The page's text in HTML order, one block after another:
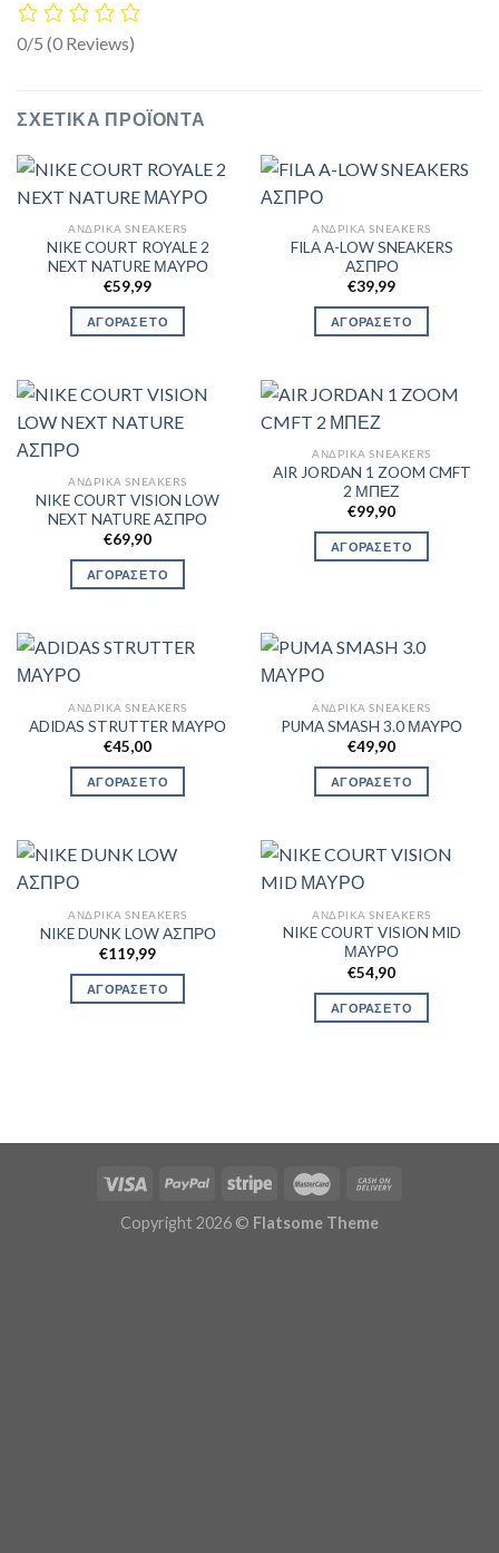
0/5 (0 Reviews)
ΣΧΕΤΙΚΆ ΠΡΟΪΌΝΤΑ
ΑΝΔΡΙΚΆ SNEAKERS
NIKE COURT ROYALE 2
NEXT NATURE ΜΑΥΡΟ
€59,99
ΑΓΟΡΑΣΕ ΤΟ
ΑΝΔΡΙΚΆ SNEAKERS
FILA A-LOW SNEAKERS
ΑΣΠΡΟ
€39,99
ΑΓΟΡΑΣΕ ΤΟ
ΑΝΔΡΙΚΆ SNEAKERS
NIKE COURT VISION LOW
NEXT NATURE ΑΣΠΡΟ
€69,90
ΑΓΟΡΑΣΕ ΤΟ
ΑΝΔΡΙΚΆ SNEAKERS
AIR JORDAN 1 ZOOM CMFT
2 ΜΠΕΖ
€99,90
ΑΓΟΡΑΣΕ ΤΟ
ΑΝΔΡΙΚΆ SNEAKERS
ADIDAS STRUTTER ΜΑΥΡΟ
€45,00
ΑΓΟΡΑΣΕ ΤΟ
ΑΝΔΡΙΚΆ SNEAKERS
PUMA SMASH 3.0 ΜΑΥΡΟ
€49,90
ΑΓΟΡΑΣΕ ΤΟ
ΑΝΔΡΙΚΆ SNEAKERS
NIKE DUNK LOW ΑΣΠΡΟ
€119,99
ΑΓΟΡΑΣΕ ΤΟ
ΑΝΔΡΙΚΆ SNEAKERS
NIKE COURT VISION MID
ΜΑΥΡΟ
€54,90
ΑΓΟΡΑΣΕ ΤΟ
Copyright 2026 © Flatsome Theme